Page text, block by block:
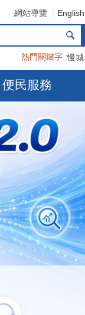
網站導覽 English
熱門關鍵字 慢城
便民服務